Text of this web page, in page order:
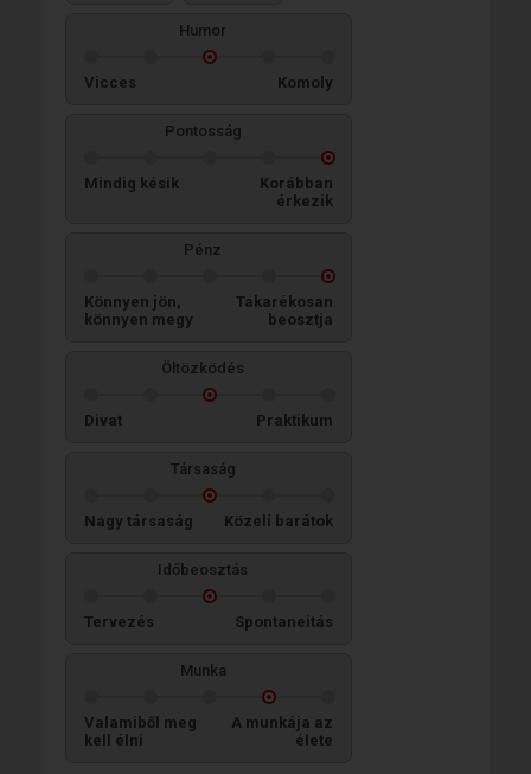
Humor
Vicces Komoly
Pontosság
Mindig késik
Korábban
érkezik
Pénz
Könnyen jön,
könnyen megy
Takarékosan
beosztja
Öltözködés
Divat Praktikum
Társaság
Nagy társaság Közeli barátok
Időbeosztás
Tervezés Spontaneitás
Munka
Valamiből meg
kell élni
A munkája az
élete